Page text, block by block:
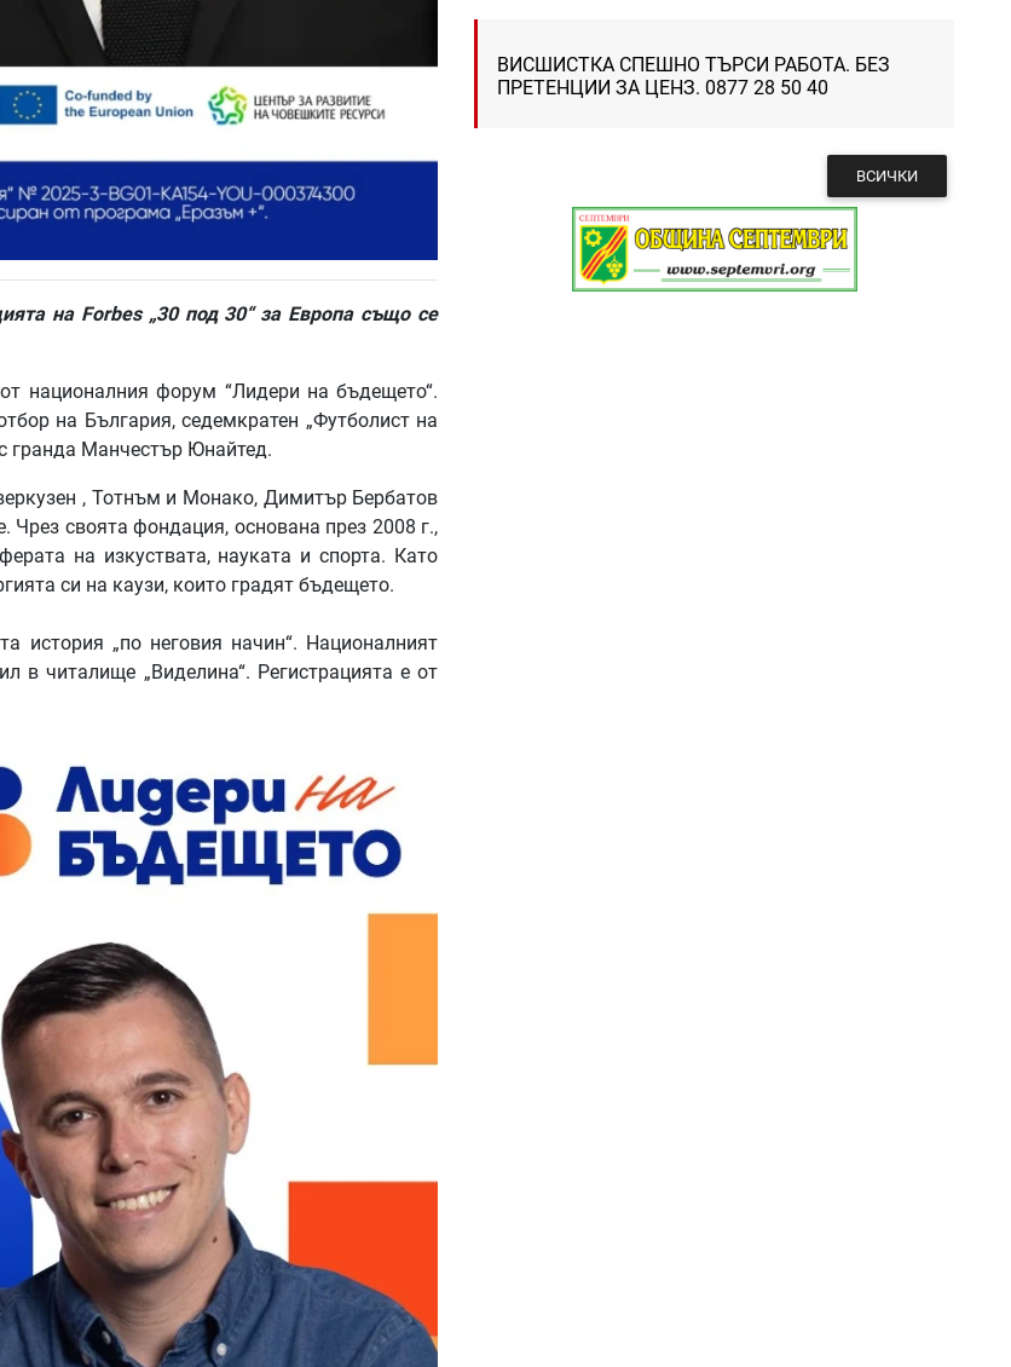
на Forbes „30 под 30“ за Европа също се
националния форум “Лидери на бъдещето“.
на България, седемкратен „Футболист на
гранда Манчестър Юнайтед.
, Тотнъм и Монако, Димитър Бербатов
Чрез своята фондация, основана през 2008 г.,
на изкуствата, науката и спорта. Като
си на каузи, които градят бъдещето.
история „по неговия начин“. Националният
читалище „Виделина“. Регистрацията е от
ВИСШИСТКА СПЕШНО ТЪРСИ РАБОТА. БЕЗ
ПРЕТЕНЦИИ ЗА ЦЕНЗ. 0877 28 50 40
ВСИЧКИ